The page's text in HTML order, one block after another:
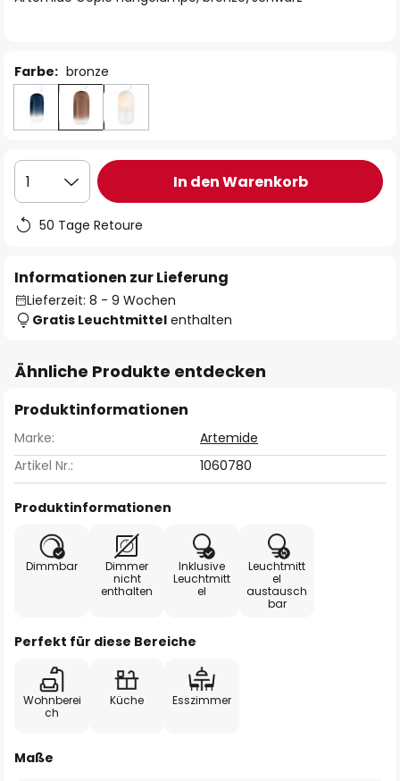
Farbe: bronze
1 In den Warenkorb
50 Tage Retoure
Informationen zur Lieferung
Lieferzeit: 8 - 9 Wochen
Gratis Leuchtmittel enthalten
Ähnliche Produkte entdecken
Produktinformationen
Marke:
Artemide
Artikel Nr.:
1060780
Produktinformationen
Dimmbar
Dimmer
nicht
enthalten
Inklusive
Leuchtmitt
el
Leuchtmitt
el
austausch
bar
Perfekt für diese Bereiche
Wohnberei
ch
Küche Esszimmer
Maße